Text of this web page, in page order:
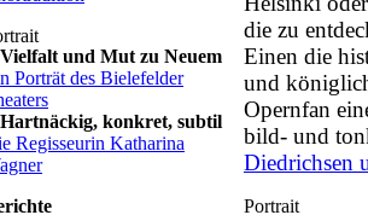
Vielfalt und Mut zu Neuem
Porträt des Bielefelder
Hartnäckig, konkret, subtil
Regisseurin Katharina
die zu
Einen die
und
Opernfan
bild- und
Diedrichsen